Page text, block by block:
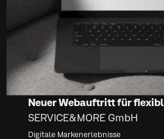
Neuer Webauftritt für
SERVICE&MORE GmbH
Digitale Markenerlebnisse